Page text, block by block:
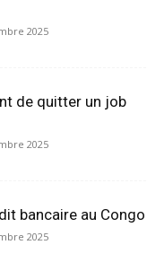
2025
de quitter un job
2025
bancaire au Congo
2025